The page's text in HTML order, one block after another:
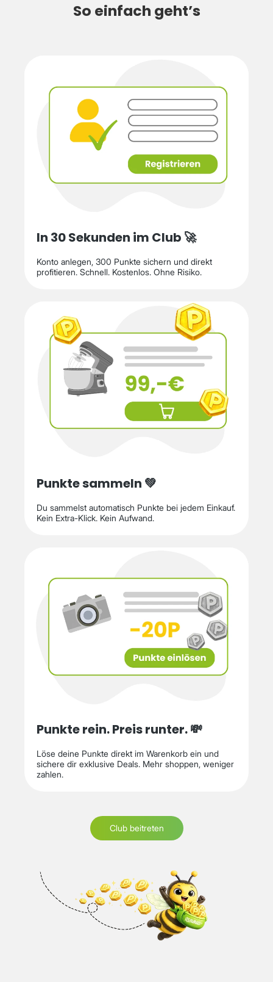
So einfach geht’s
In 30 Sekunden im Club 🚀
Konto anlegen, 300 Punkte sichern und direkt
profitieren. Schnell. Kostenlos. Ohne Risiko.
Punkte sammeln 💚
Du sammelst automatisch Punkte bei jedem Einkauf.
Kein Extra-Klick. Kein Aufwand.
Punkte rein. Preis runter. 💸
Löse deine Punkte direkt im Warenkorb ein und
sichere dir exklusive Deals. Mehr shoppen, weniger
zahlen.
Club beitreten